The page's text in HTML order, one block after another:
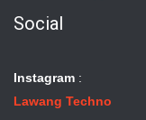
Social
Instagram :
Lawang Techno